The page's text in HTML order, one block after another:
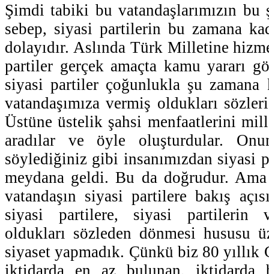
Şimdi tabiki bu vatandaşlarımızın bu
sebep, siyasi partilerin bu zamana
dolayıdır. Aslında Türk Milletine
partiler gerçek amaçta kamu yararı
siyasi partiler çoğunlukla şu
vatandaşımıza vermiş oldukları
Üstüne üstelik şahsi menfaatlerini
aradılar ve öyle oluşturdular.
söylediğiniz gibi insanımızdan siyasi
meydana geldi. Bu da doğrudur.
vatandaşın siyasi partilere bakış
siyasi partilere, siyasi partilerin
oldukları sözleden dönmesi hususu
siyaset yapmadık. Çünkü biz 80
iktidarda en az bulunan, iktidarda